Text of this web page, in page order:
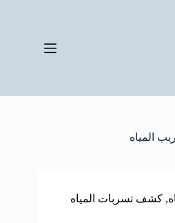
المياه
, كشف تسربات المياه